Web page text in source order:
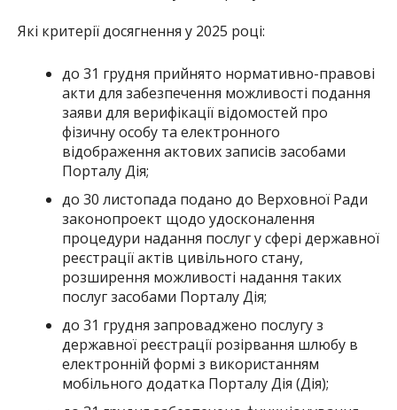
Які критерії досягнення у 2025 році:
до 31 грудня прийнято нормативно-правові
акти для забезпечення можливості подання
заяви для верифікації відомостей про
фізичну особу та електронного
відображення актових записів засобами
Порталу Дія;
до 30 листопада подано до Верховної Ради
законопроект щодо удосконалення
процедури надання послуг у сфері державної
реєстрації актів цивільного стану,
розширення можливості надання таких
послуг засобами Порталу Дія;
до 31 грудня запроваджено послугу з
державної реєстрації розірвання шлюбу в
електронній формі з використанням
мобільного додатка Порталу Дія (Дія);